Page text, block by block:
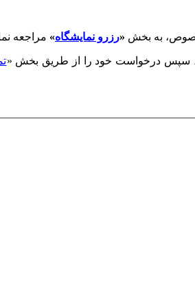
به بخش «رزرو نمایشگاه» مراجعه
سپس درخواست خود را از طریق بخش «